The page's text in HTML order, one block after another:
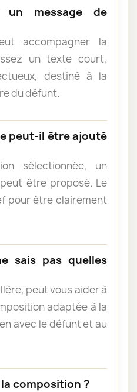
un message de
accompagner la
un texte court,
destiné à la
du défunt.
peut-il être ajouté
sélectionnée, un
être proposé. Le
pour être clairement
sais pas quelles
peut vous aider à
adaptée à la
avec le défunt et au
composition ?